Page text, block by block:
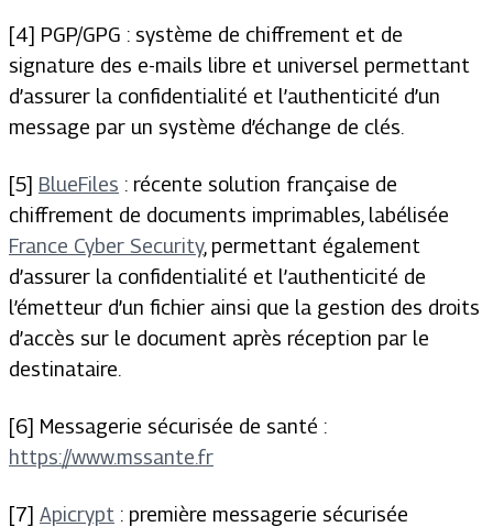
[4] PGP/GPG : système de chiffrement et de
signature des e-mails libre et universel permettant
d’assurer la confidentialité et l’authenticité d’un
message par un système d’échange de clés.
[5] BlueFiles : récente solution française de
chiffrement de documents imprimables, labélisée
France Cyber Security, permettant également
d’assurer la confidentialité et l’authenticité de
l’émetteur d’un fichier ainsi que la gestion des droits
d’accès sur le document après réception par le
destinataire.
[6] Messagerie sécurisée de santé :
https://www.mssante.fr
[7] Apicrypt : première messagerie sécurisée